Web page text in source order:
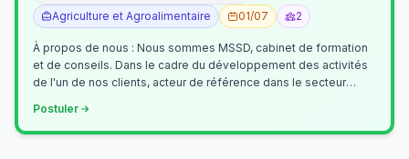
Agriculture et Agroalimentaire
01/07 2
À propos de nous : Nous sommes MSSD, cabinet de formation
et de conseils. Dans le cadre du développement des activités
de l'un de nos clients, acteur de référence dans le secteur
Postuler